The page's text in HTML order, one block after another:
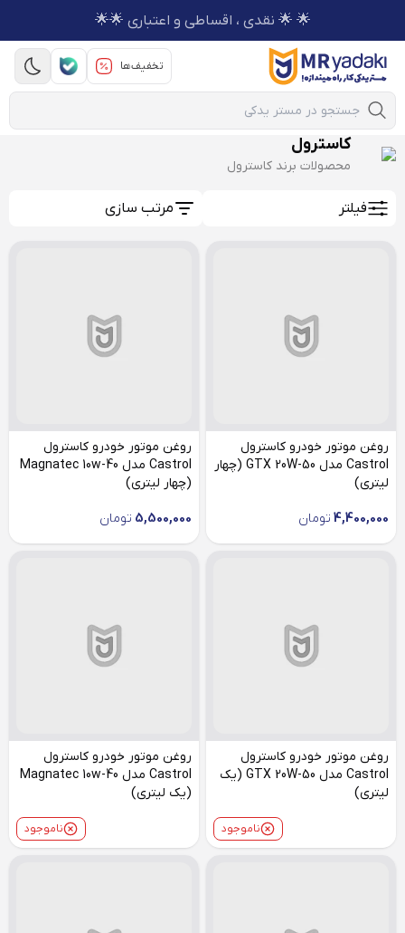
🌟 🌟 نقدی ، اقساطی و اعتباری 🌟🌟
تخفیف‌ها
Mobile Search
کاسترول
محصولات برند کاسترول
فیلتر مرتب سازی
روغن موتور خودرو کاسترول
Castrol مدل GTX 20W-50 (چهار
لیتری)
4,400,000 تومان
روغن موتور خودرو کاسترول
Castrol مدل Magnatec 10w-40
(چهار لیتری)
5,500,000 تومان
روغن موتور خودرو کاسترول
Castrol مدل GTX 20W-50 (یک
لیتری)
ناموجود
روغن موتور خودرو کاسترول
Castrol مدل Magnatec 10w-40
(یک لیتری)
ناموجود